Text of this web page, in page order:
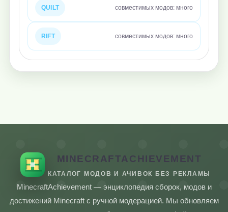
QUILT совместимых модов: много
RIFT совместимых модов: много
MINECRAFTACHIEVEMENT
КАТАЛОГ МОДОВ И АЧИВОК БЕЗ РЕКЛАМЫ
MinecraftAchievement — энциклопедия сборок, модов и
достижений Minecraft с ручной модерацией. Мы обновляем